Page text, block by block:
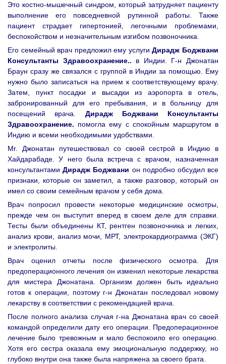
Это костно-мышечный синдром, который затрудняет пациенту
выполнение его повседневной рутинной работы. Также
пациент страдает гипертонией, легочными проблемами,
беспокойством и незначительным изгибом позвоночника.
Его семейный врач предложил ему услугиДирадж Боджвани
Консультанты Здравоохранение.. в Индии. Г-н Джонатан
Браун сразу же связался с группой в Индии за помощью. Ему
нужно было записаться на прием к соответствующему врачу.
Затем, пункт посадки и высадки из аэропорта в отель,
забронированный для его пребывания, и в больницу для
посещений врача. Дирадж Боджвани Консультанты
Здравоохранение. помогла ему с спокойным маршрутом в
Индию и всеми необходимыми удобствами.
Mr. Джонатан путешествовал со своей сестрой в Индию в
Хайдарабаде. У него была встреча с врачом, назначенная
консультантамиДирадж Боджвани он подробно обсудил все
признаки, которые он заметил, а также разговор, который он
имел со своим семейным врачом у себя дома.
Врач попросил провести некоторые медицинские осмотры,
прежде чем он выступит вперед в своем деле для справки.
Тесты были объединены КТ, рентген позвоночника и легких,
анализ крови, анализ мочи, МРТ, электрокардиограмма (ЭКГ)
и электролиты.
Врач оценил отчеты после физического осмотра. Для
предоперационного лечения он изменил некоторые лекарства
для мистера Джонатана. Организм должен быть идеально
готов к операции, поэтому г-н Джонатан последовал новому
лекарству в соответствии с рекомендацией врача.
После полного анализа случая г-на Джонатана врач со своей
командой определили дату его операции. Предоперационное
лечение было тревожным и мало беспокоило его операцию.
Хотя его сестра оказала ему эмоциональную поддержку, но
глубоко внутри она также была напряжена за своего брата.